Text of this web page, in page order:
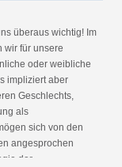
überaus wichtig! Im
wir für unsere
oder weibliche
impliziert aber
Geschlechts,
als
sich von den
angesprochen
der